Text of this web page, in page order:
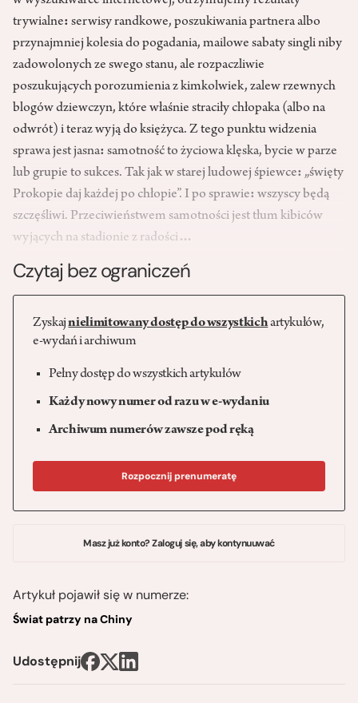
trywialne: serwisy randkowe, poszukiwania partnera albo
przynajmniej kolesia do pogadania, mailowe sabaty singli niby
zadowolonych ze swego stanu, ale rozpaczliwie
poszukujących porozumienia z kimkolwiek, zalew rzewnych
blogów dziewczyn, które właśnie straciły chłopaka (albo na
odwrót) i teraz wyją do księżyca. Z tego punktu widzenia
sprawa jest jasna: samotność to życiowa klęska, bycie w parze
lub grupie to sukces. Tak jak w starej ludowej śpiewce: „święty
Prokopie daj każdej po chłopie”. I po sprawie: wszyscy będą
szczęśliwi. Przeciwieństwem samotności jest tłum kibiców
wyjących na stadionie z radości …
Czytaj bez ograniczeń
Zyskajnielimitowany dostęp do wszystkichartykułów,
e-wydań i archiwum
Pełny dostęp do wszystkich artykułów
Każdy nowy numer od razu w e-wydaniu
Archiwum numerów zawsze pod ręką
Rozpocznij prenumeratę
Masz już konto? Zaloguj się, aby kontynuuwać
Artykuł pojawił się w numerze:
Świat patrzy na Chiny
Udostępnij